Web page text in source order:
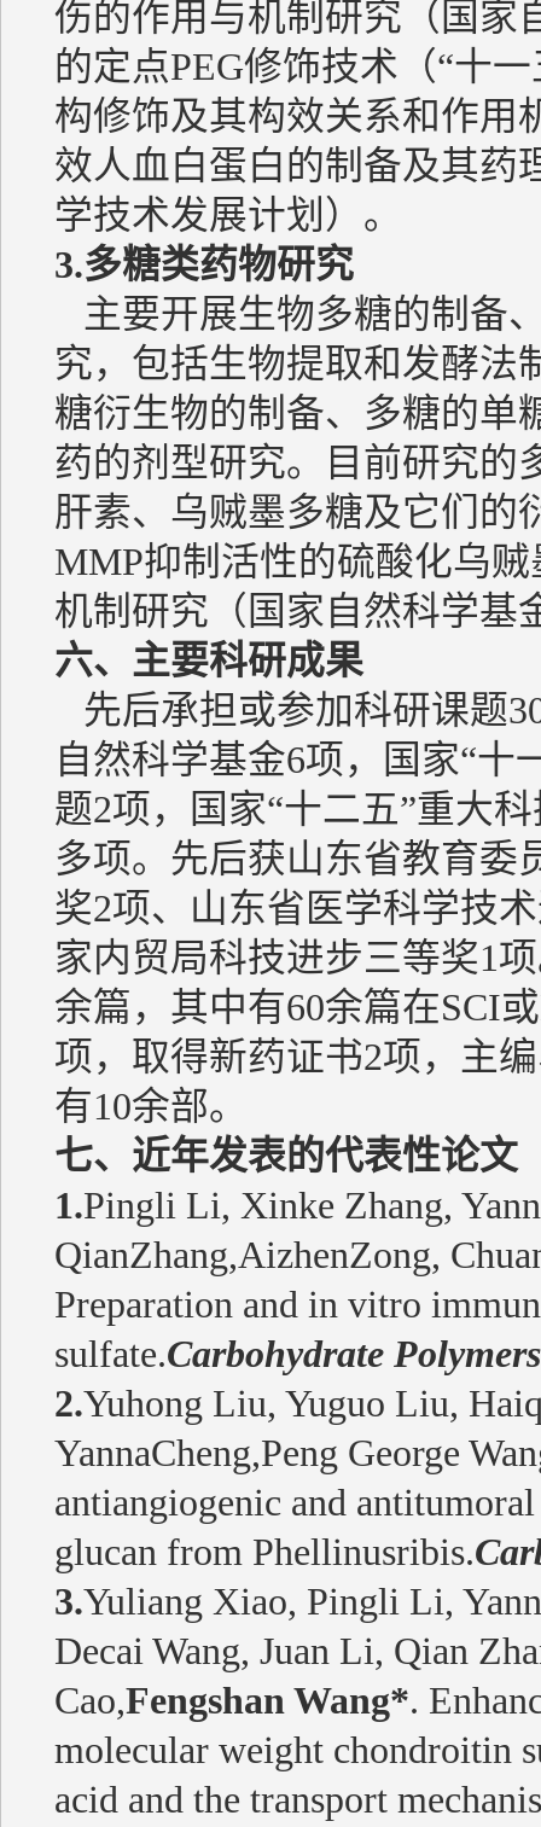
伤的作用与机制研究（国家
的定点PEG修饰技术（“十
构修饰及其构效关系和作用
效人血白蛋白的制备及其药
学技术发展计划）。
3.多糖类药物研究
主要开展生物多糖的制备
究，包括生物提取和发酵法
糖衍生物的制备、多糖的单
药的剂型研究。目前研究的
肝素、乌贼墨多糖及它们的
MMP抑制活性的硫酸化乌
机制研究（国家自然科学基
六、主要科研成果
先后承担或参加科研课题
自然科学基金6项，国家“十
题2项，国家“十二五”重大
多项。先后获山东省教育委
奖2项、山东省医学科学技
家内贸局科技进步三等奖1
余篇，其中有60余篇在SCI
项，取得新药证书2项，主
有10余部。
七、近年发表的代表性论文
1.Pingli Li, Xinke Zhang,
QianZhang,AizhenZong,
Preparation and in vitro
sulfate.Carbohydrate Polymers
2.Yuhong Liu, Yuguo Liu,
YannaCheng,Peng George
antiangiogenic and
glucan from Phellinusribis.
3.Yuliang Xiao, Pingli Li,
Decai Wang, Juan Li, Qian
Cao,Fengshan Wang*.
molecular weight chondroitin
acid and the transport